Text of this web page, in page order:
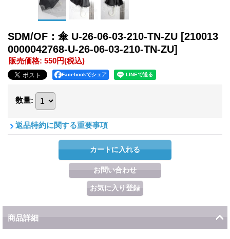
SDM/OF：傘 U-26-06-03-210-TN-ZU [210013
0000042768-U-26-06-03-210-TN-ZU]
販売価格: 550円(税込)
Facebookでシェア
数量:
返品特約に関する重要事項
商品詳細